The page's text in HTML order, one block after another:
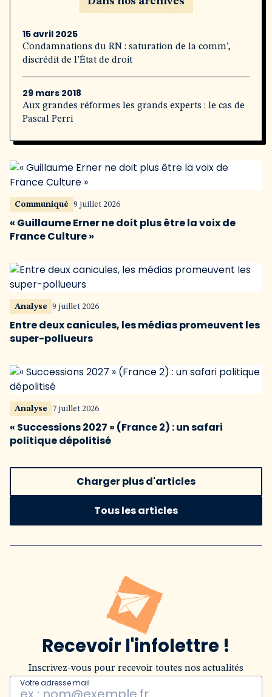
15 avril 2025
Condamnations du RN : saturation de la comm’,
discrédit de l’État de droit
29 mars 2018
Aux grandes réformes les grands experts : le cas de
Pascal Perri
Communiqué 9 juillet 2026
« Guillaume Erner ne doit plus être la voix de
France Culture »
Analyse 9 juillet 2026
Entre deux canicules, les médias promeuvent les
super-pollueurs
Analyse 7 juillet 2026
« Successions 2027 » (France 2) : un safari
politique dépolitisé
Charger plus d'articles
Tous les articles
Recevoir l'infolettre !
Inscrivez-vous pour recevoir toutes nos actualités
Votre adresse mail